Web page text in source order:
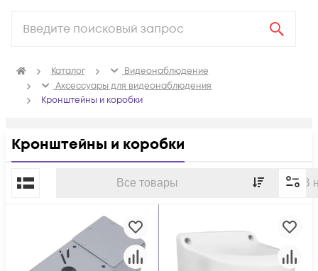
Каталог
Видеонаблюдение
Аксессуары для видеонаблюдения
Кронштейны и коробки
Кронштейны и коробки
Все товары В
По популярности